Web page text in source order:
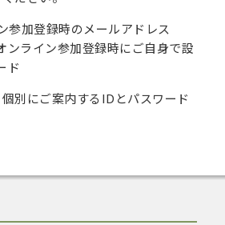
加登録時のメールアドレス
ライン参加登録時にご自身で設
ド
別にご案内するIDとパスワード